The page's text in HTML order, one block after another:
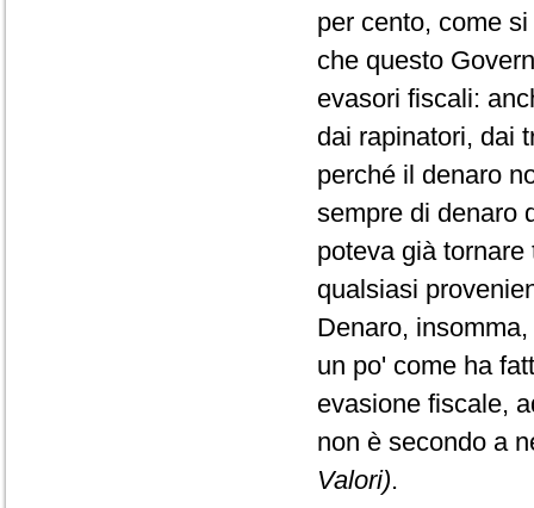
per cento, come
che questo
evasori fiscali:
dai rapinatori, dai
perché il denaro
sempre di denaro
poteva già
qualsiasi
Denaro,
un po' come ha
evasione fiscale,
non è secondo a
Valori).